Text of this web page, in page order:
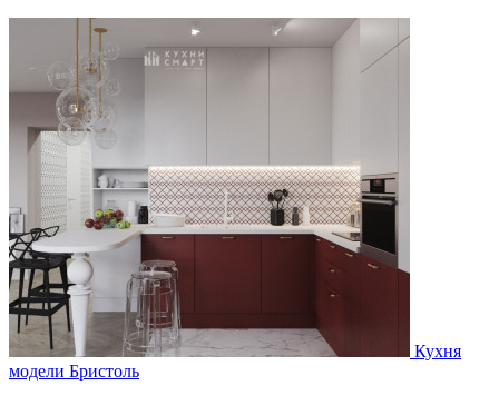
Кухня
модели Бристоль